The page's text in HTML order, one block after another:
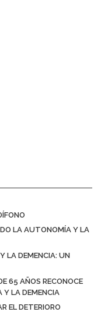
LA AUTONOMÍA Y LA
LA DEMENCIA: UN
65 AÑOS RECONOCE
Y LA DEMENCIA
EL DETERIORO